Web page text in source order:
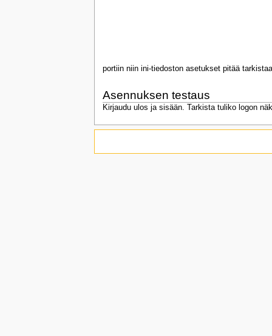
portiin niin ini-tiedoston asetukset pitää
Asennuksen testaus
Kirjaudu ulos ja sisään. Tarkista tuliko logon